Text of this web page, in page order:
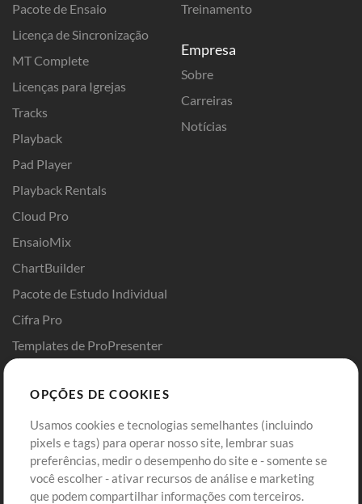
Pacote de Ensaio
Licença de Sincronização
MT Complete
Licenças para Igrejas
Tracks
Playback
Pad Player
Playback Rentals
Cloud Pro
EnsaioMix
ChartBuilder
Pacote de Estudo Individual
Cifra Pro
Templates de ProPresenter
Treinamento
Empresa
Sobre
Carreiras
Notícias
Comprar Créditos
Conteúdo Grátis
Solicite uma Música
Entre
Cadastre-se
Ir ao carrinho
OPÇÕES DE COOKIES
Usamos cookies e tecnologias semelhantes (incluindo
pixels e tags) para operar nosso site, lembrar suas
preferências, medir o desempenho do site e - somente se
você escolher - ativar recursos de análise e marketing
que podem compartilhar informações com terceiros.